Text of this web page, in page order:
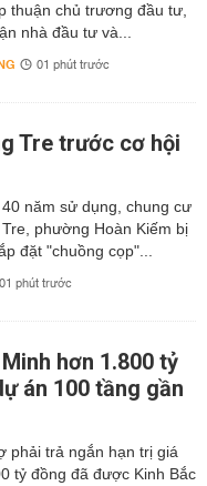
thuận chủ trương đầu tư,
nhà đầu tư và...
01 phút trước
Tre trước cơ hội
năm sử dụng, chung cư
phường Hoàn Kiếm bị
đặt "chuồng cọp"...
01 phút trước
hơn 1.800 tỷ
án 100 tầng gần
tỷ đồng đã được Kinh Bắc